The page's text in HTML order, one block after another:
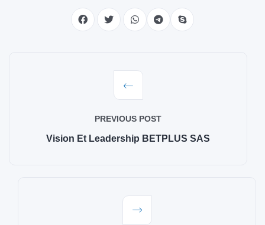
PREVIOUS POST
Vision Et Leadership BETPLUS SAS